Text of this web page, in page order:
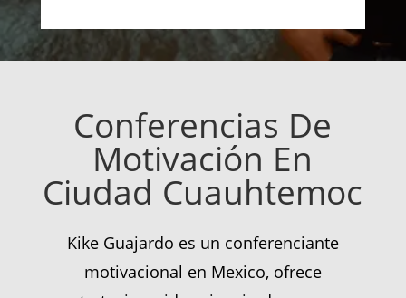
Conferencias De
Motivación En
Ciudad Cuauhtemoc
Kike Guajardo es un conferenciante
motivacional en Mexico, ofrece